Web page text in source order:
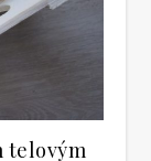
telovým